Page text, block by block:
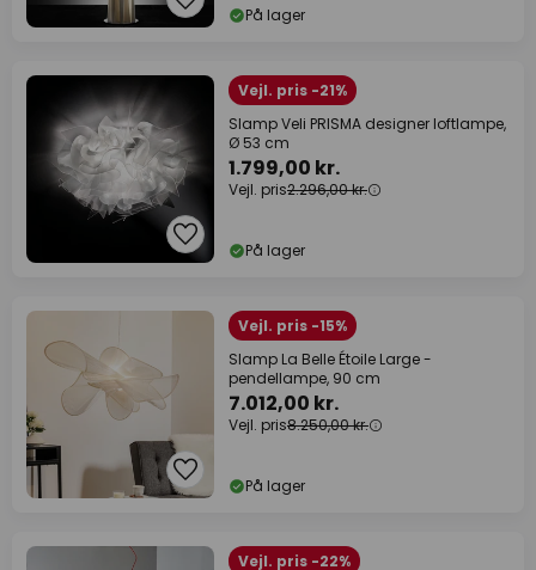
På lager
Vejl. pris -21%
Slamp Veli PRISMA designer loftlampe,
Ø 53 cm
1.799,00 kr.
Vejl. pris2.296,00 kr.
På lager
Vejl. pris -15%
Slamp La Belle Étoile Large -
pendellampe, 90 cm
7.012,00 kr.
Vejl. pris8.250,00 kr.
På lager
Vejl. pris -22%